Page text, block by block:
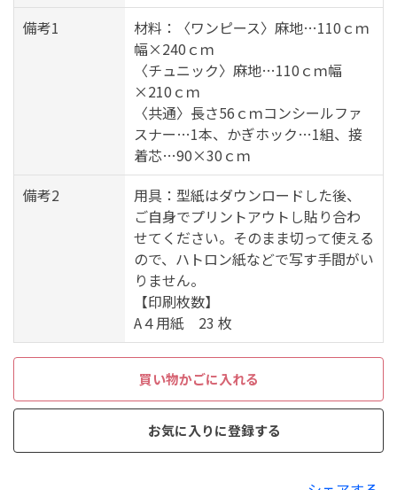
備考1
材料：〈ワンピース〉麻地…110ｃｍ
幅×240ｃｍ
〈チュニック〉麻地…110ｃｍ幅
×210ｃｍ
〈共通〉長さ56ｃｍコンシールファ
スナー…1本、かぎホック…1組、接
着芯…90×30ｃｍ
備考2
用具：型紙はダウンロードした後、
ご自身でプリントアウトし貼り合わ
せてください。そのまま切って使える
ので、ハトロン紙などで写す手間がい
りません。
【印刷枚数】
A４用紙 23 枚
買い物かごに入れる
お気に入りに登録する